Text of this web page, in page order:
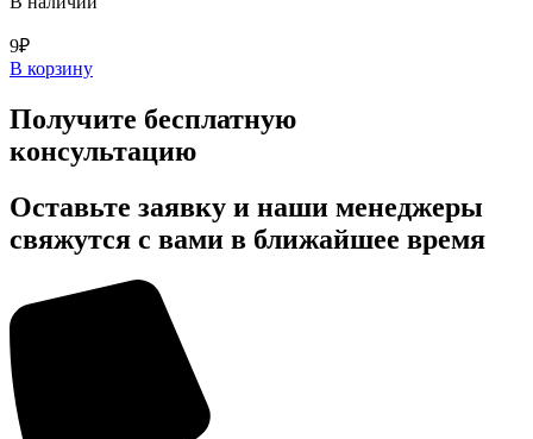
9₽
В корзину
Получите бесплатную
консультацию
Оставьте заявку и наши менеджеры
свяжутся с вами в ближайшее время